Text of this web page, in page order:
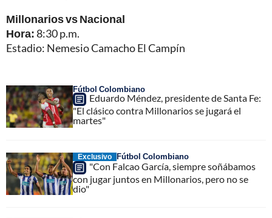
Millonarios vs Nacional
Hora:8:30 p.m.
Estadio: Nemesio Camacho El Campín
Fútbol Colombiano
Eduardo Méndez, presidente de Santa Fe:
"El clásico contra Millonarios se jugará el
martes"
Exclusivo Fútbol Colombiano
"Con Falcao García, siempre soñábamos
con jugar juntos en Millonarios, pero no se
dio"